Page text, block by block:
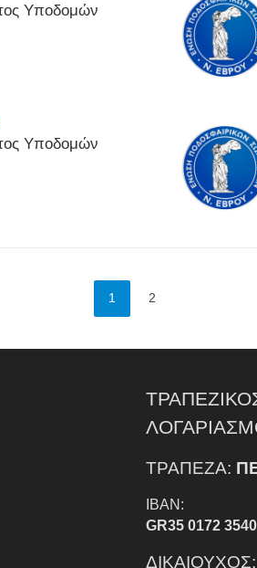
Υποδομών
Υποδομών
1 2
ΤΡΑΠΕΖΑ:
IBAN:
GR35 0172
ΔΙΚΑΙΟΥΧΟΣ: